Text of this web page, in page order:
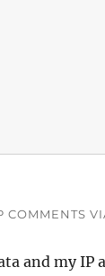
COMMENTS
and my IP